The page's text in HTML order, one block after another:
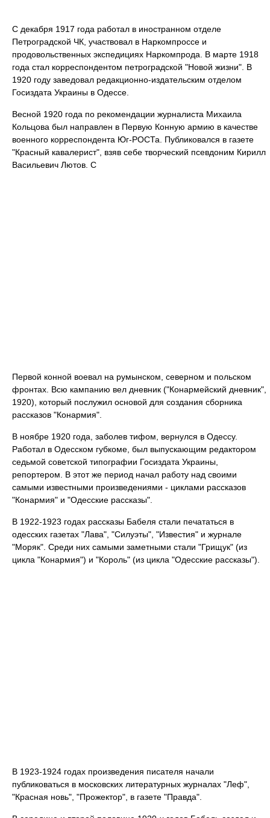
С декабря 1917 года работал в иностранном отделе
Петроградской ЧК, участвовал в Наркомпроссе и
продовольственных экспедициях Наркомпрода. В марте 1918
года стал корреспондентом петроградской "Новой жизни". В
1920 году заведовал редакционно-издательским отделом
Госиздата Украины в Одессе.
Весной 1920 года по рекомендации журналиста Михаила
Кольцова был направлен в Первую Конную армию в качестве
военного корреспондента Юг-РОСТа. Публиковался в газете
"Красный кавалерист", взяв себе творческий псевдоним Кирилл
Васильевич Лютов. С
Первой конной воевал на румынском, северном и польском
фронтах. Всю кампанию вел дневник ("Конармейский дневник",
1920), который послужил основой для создания сборника
рассказов "Конармия".
В ноябре 1920 года, заболев тифом, вернулся в Одессу.
Работал в Одесском губкоме, был выпускающим редактором
седьмой советской типографии Госиздата Украины,
репортером. В этот же период начал работу над своими
самыми известными произведениями - циклами рассказов
"Конармия" и "Одесские рассказы".
В 1922-1923 годах рассказы Бабеля стали печататься в
одесских газетах "Лава", "Силуэты", "Известия" и журнале
"Моряк". Среди них самыми заметными стали "Грищук" (из
цикла "Конармия") и "Король" (из цикла "Одесские рассказы").
В 1923-1924 годах произведения писателя начали
публиковаться в московских литературных журналах "Леф",
"Красная новь", "Прожектор", в газете "Правда".